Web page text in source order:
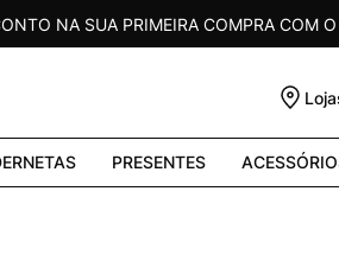
NA SUA PRIMEIRA COMPRA COM
PRESENTES